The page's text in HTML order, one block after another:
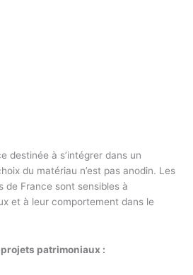
destinée à s’intégrer dans un
du matériau n’est pas anodin. Les
de France sont sensibles à
et à leur comportement dans le
patrimoniaux :